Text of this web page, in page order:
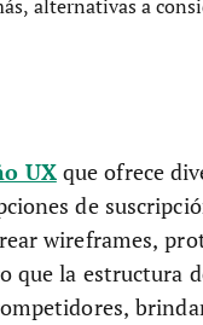
alternativas a
UXque ofrece
de
wireframes,
que la estructura